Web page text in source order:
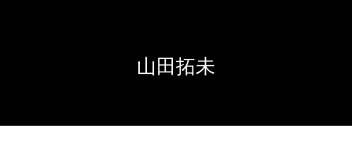
山田拓未